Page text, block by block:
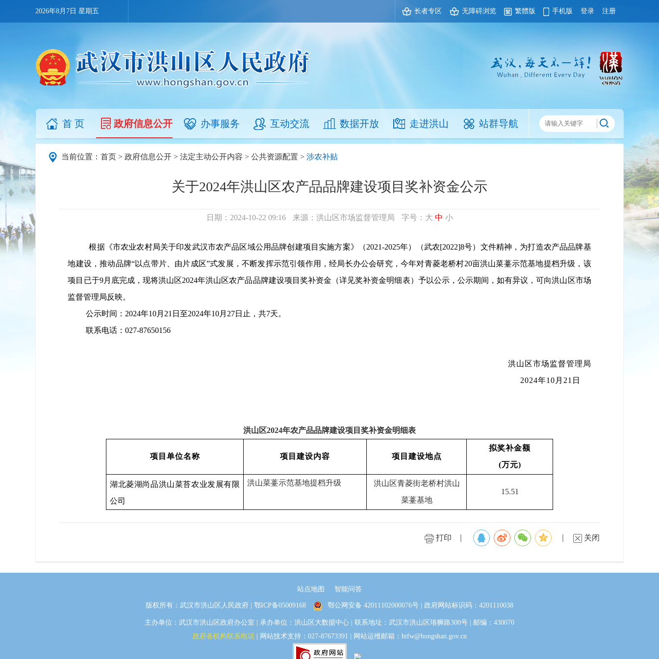
2026年8月7日 星期五 长者专区 无障碍浏览 繁體版 手机版 登录 注册
首 页 政府信息公开 办事服务 互动交流 数据开放 走进洪山 站群导航
当前位置： 首页 > 政府信息公开 > 法定主动公开内容 > 公共资源配置 > 涉农补贴
关于2024年洪山区农产品品牌建设项目奖补资金公示
日期：2024-10-22 09:16 来源：洪山区市场监督管理局 字号： 大 中 小
根据《市农业农村局关于印发武汉市农产品区域公用品牌创建项目实施方案》（2021-2025年）（武农[2022]8号）文件精神，为打造农产品品牌基
地建设，推动品牌“以点带片、由片成区”式发展，不断发挥示范引领作用 ，经局长办公会研究，今年对青菱老桥村20亩洪山菜薹示范基地提档升级， 该
项目已于9月底完成， 现将洪山区2024年洪山区农产品品牌建设项目奖补资金 （详见奖补资金明细表） 予以公示， 公示期间，如有异议，可向洪山区市场
监督管理局反映。
公示时间： 2024年10月 21 日至2024年10月 27日止，共7天。
联系电话：027-87650156
洪山区市场监督管理局
2024年10 月 21 日
洪山区2024年农产品品牌建设项目奖补资金明细表
项目单位名称 项目建设内容 项目建设地点
拟奖补金额
(万元)
湖北菱湖尚品洪山菜苔农业发展有限
公司
洪山菜薹示范基地提档升级 洪山区青菱街老桥村洪山
菜薹基地
15.51
打印 关闭
站点地图 智能问答
版权所有：武汉市洪山区人民政府 | 鄂ICP备05009168 鄂公网安备 42011102000076号 | 政府网站标识码：4201110038
主办单位：武汉市洪山区政府办公室 | 承办单位：洪山区大数据中心 | 联系地址：武汉市洪山区珞狮路300号 | 邮编：430070
政府各机构联系电话| 网站技术支持：027-87673391 | 网站运维邮箱：htfw@hongshan.gov.cn